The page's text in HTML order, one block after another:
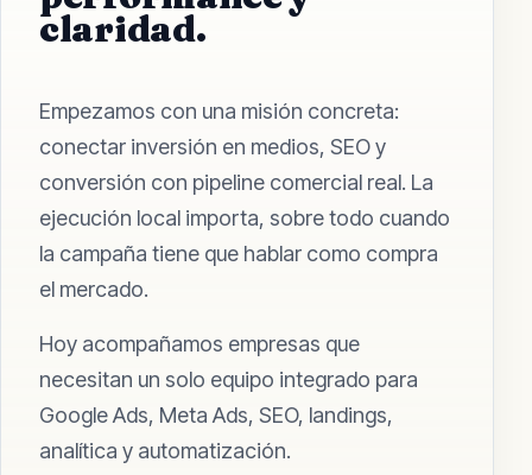
claridad.
Empezamos con una misión concreta:
conectar inversión en medios, SEO y
conversión con pipeline comercial real. La
ejecución local importa, sobre todo cuando
la campaña tiene que hablar como compra
el mercado.
Hoy acompañamos empresas que
necesitan un solo equipo integrado para
Google Ads, Meta Ads, SEO, landings,
analítica y automatización.